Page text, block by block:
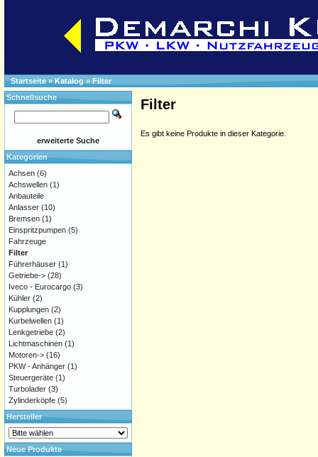
Startseite»Katalog » Filter
Filter
Es gibt keine Produkte in dieser Kategorie.
Schnellsuche
erweiterte Suche
Kategorien
Achsen (6)
Achswellen (1)
Anbauteile
Anlasser (10)
Bremsen (1)
Einspritzpumpen (5)
Fahrzeuge
Filter
Führerhäuser (1)
Getriebe-> (28)
Iveco - Eurocargo (3)
Kühler (2)
Kupplungen (2)
Kurbelwellen (1)
Lenkgetriebe (2)
Lichtmaschinen (1)
Motoren-> (16)
PKW - Anhänger (1)
Steuergeräte (1)
Turbolader (3)
Zylinderköpfe (5)
Hersteller
Neue Produkte